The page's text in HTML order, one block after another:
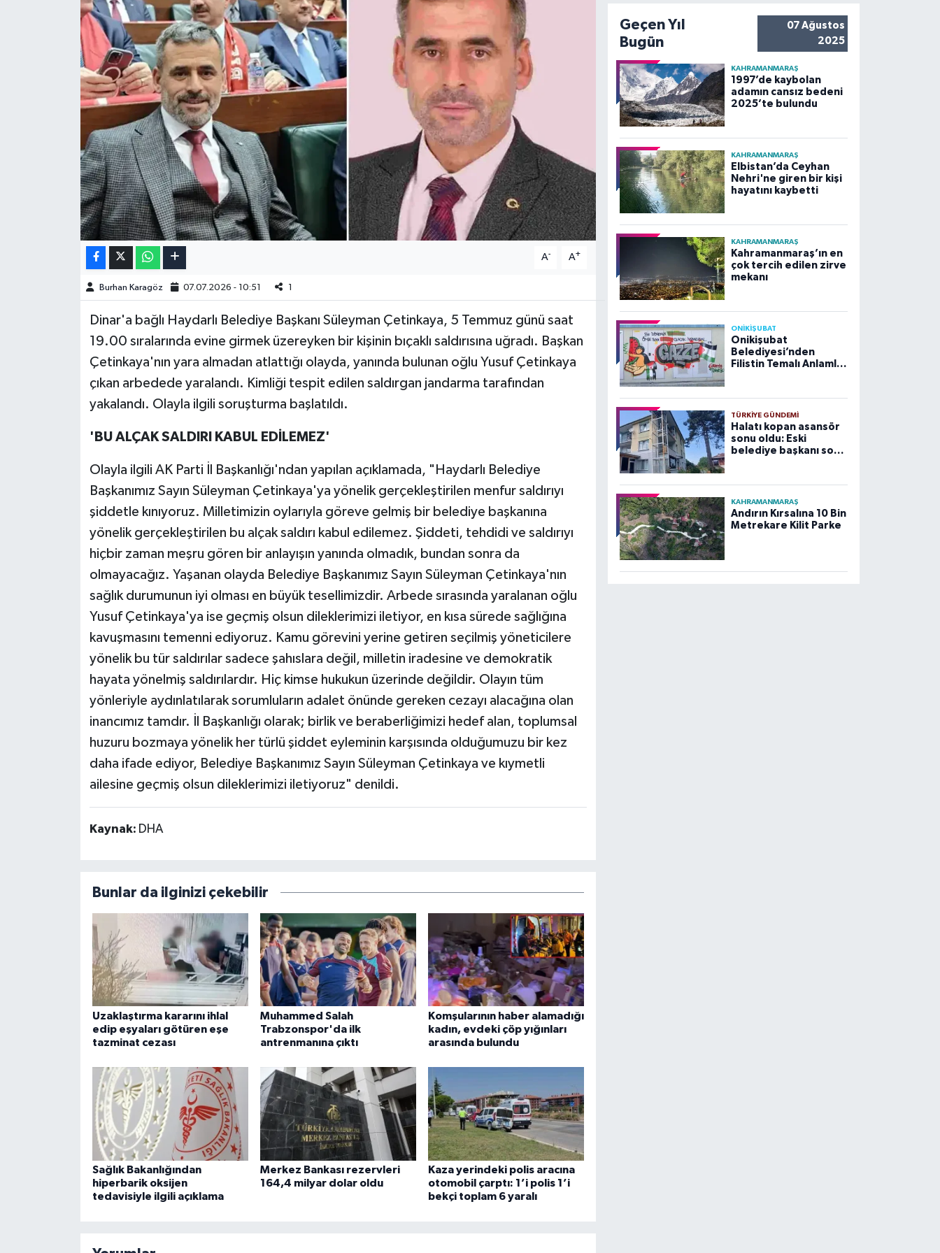
A- A+
Burhan Karagöz 07.07.2026 - 10:51 1
Dinar'a bağlı Haydarlı Belediye Başkanı Süleyman Çetinkaya, 5 Temmuz günü saat
19.00 sıralarında evine girmek üzereyken bir kişinin bıçaklı saldırısına uğradı. Başkan
Çetinkaya'nın yara almadan atlattığı olayda, yanında bulunan oğlu Yusuf Çetinkaya
çıkan arbedede yaralandı. Kimliği tespit edilen saldırgan jandarma tarafından
yakalandı. Olayla ilgili soruşturma başlatıldı.
'BU ALÇAK SALDIRI KABUL EDİLEMEZ'
Olayla ilgili AK Parti İl Başkanlığı'ndan yapılan açıklamada, "Haydarlı Belediye
Başkanımız Sayın Süleyman Çetinkaya'ya yönelik gerçekleştirilen menfur saldırıyı
şiddetle kınıyoruz. Milletimizin oylarıyla göreve gelmiş bir belediye başkanına
yönelik gerçekleştirilen bu alçak saldırı kabul edilemez. Şiddeti, tehdidi ve saldırıyı
hiçbir zaman meşru gören bir anlayışın yanında olmadık, bundan sonra da
olmayacağız. Yaşanan olayda Belediye Başkanımız Sayın Süleyman Çetinkaya'nın
sağlık durumunun iyi olması en büyük tesellimizdir. Arbede sırasında yaralanan oğlu
Yusuf Çetinkaya'ya ise geçmiş olsun dileklerimizi iletiyor, en kısa sürede sağlığına
kavuşmasını temenni ediyoruz. Kamu görevini yerine getiren seçilmiş yöneticilere
yönelik bu tür saldırılar sadece şahıslara değil, milletin iradesine ve demokratik
hayata yönelmiş saldırılardır. Hiç kimse hukukun üzerinde değildir. Olayın tüm
yönleriyle aydınlatılarak sorumluların adalet önünde gereken cezayı alacağına olan
inancımız tamdır. İl Başkanlığı olarak; birlik ve beraberliğimizi hedef alan, toplumsal
huzuru bozmaya yönelik her türlü şiddet eyleminin karşısında olduğumuzu bir kez
daha ifade ediyor, Belediye Başkanımız Sayın Süleyman Çetinkaya ve kıymetli
ailesine geçmiş olsun dileklerimizi iletiyoruz" denildi.
Kaynak: DHA
Bunlar da ilginizi çekebilir
Uzaklaştırma kararını ihlal
edip eşyaları götüren eşe
tazminat cezası
Muhammed Salah
Trabzonspor'da ilk
antrenmanına çıktı
Komşularının haber alamadığı
kadın, evdeki çöp yığınları
arasında bulundu
Sağlık Bakanlığından
hiperbarik oksijen
tedavisiyle ilgili açıklama
Merkez Bankası rezervleri
164,4 milyar dolar oldu
Kaza yerindeki polis aracına
otomobil çarptı: 1’i polis 1’i
bekçi toplam 6 yaralı
Geçen Yıl
Bugün
07 Ağustos
2025
KAHRAMANMARAŞ
1997’de kaybolan
adamın cansız bedeni
2025’te bulundu
KAHRAMANMARAŞ
Elbistan’da Ceyhan
Nehri'ne giren bir kişi
hayatını kaybetti
KAHRAMANMARAŞ
Kahramanmaraş’ın en
çok tercih edilen zirve
mekanı
ONİKİŞUBAT
Onikişubat
Belediyesi’nden
Filistin Temalı Anlamlı
TÜRKIYE GÜNDEMI
Halatı kopan asansör
sonu oldu: Eski
belediye başkanı son
KAHRAMANMARAŞ
Andırın Kırsalına 10 Bin
Metrekare Kilit Parke